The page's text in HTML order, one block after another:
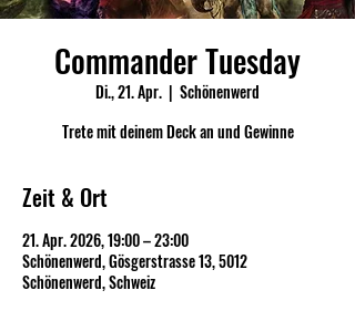
Commander Tuesday
Di., 21. Apr.
  |
Schönenwerd
Trete mit deinem Deck an und Gewinne
Zeit & Ort
21. Apr. 2026, 19:00 – 23:00
Schönenwerd, Gösgerstrasse 13, 5012
Schönenwerd, Schweiz